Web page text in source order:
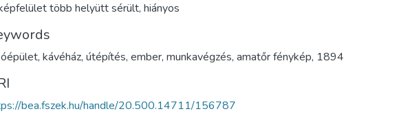
több helyütt sérült, hiányos
, kávéház, útépítés, ember, munkavégzés, amatőr fénykép, 1894
bea.fszek.hu/handle/20.500.14711/156787